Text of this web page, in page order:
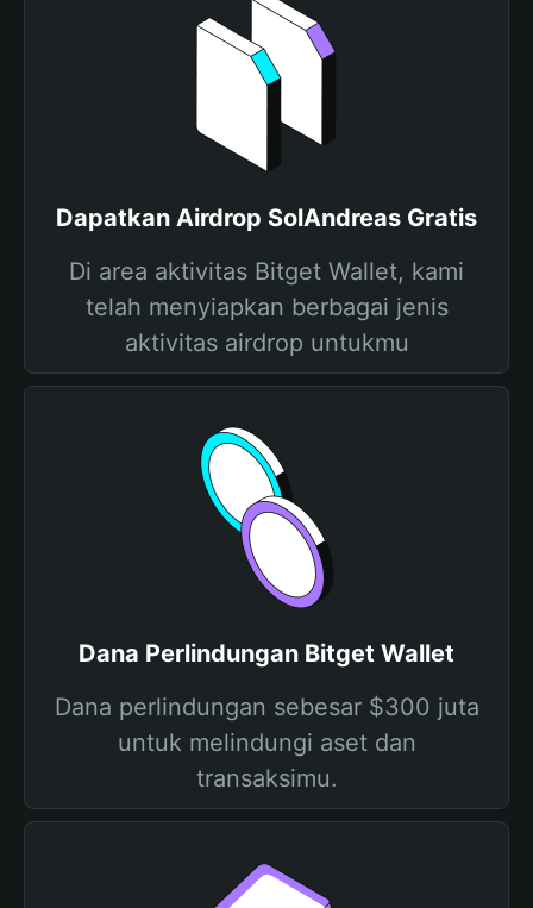
Dapatkan Airdrop SolAndreas Gratis
Di area aktivitas Bitget Wallet, kami
telah menyiapkan berbagai jenis
aktivitas airdrop untukmu
Dana Perlindungan Bitget Wallet
Dana perlindungan sebesar $300 juta
untuk melindungi aset dan
transaksimu.